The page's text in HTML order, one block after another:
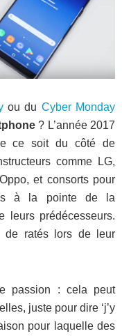
ou du Cyber Monday
? L’année 2017
ce soit du côté de
comme LG,
et consorts pour
à la pointe de la
leurs prédécesseurs.
de ratés lors de leur
passion : cela peut
juste pour dire ‘j’y
pour laquelle des